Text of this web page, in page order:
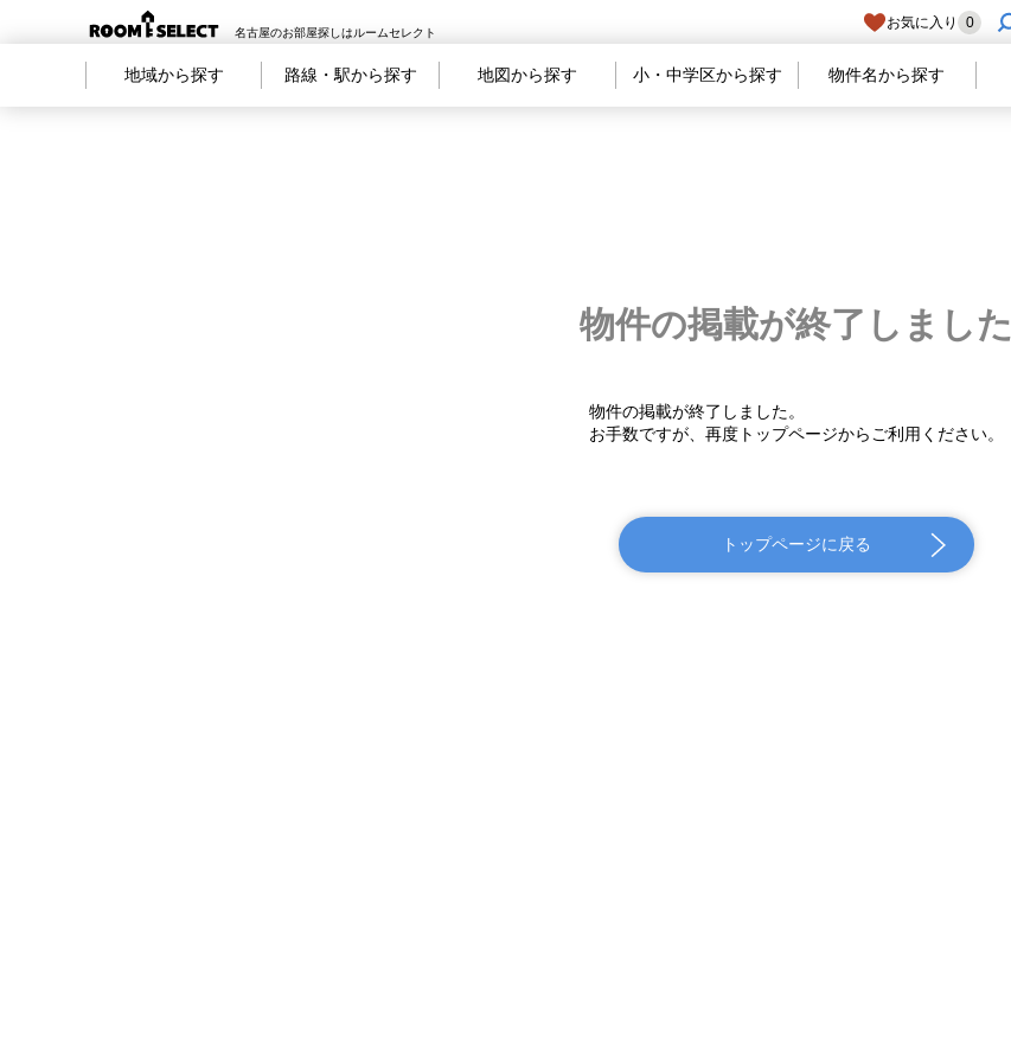
名古屋のお部屋探しはルームセレクト
お気に入り 0
地域から探す 路線・駅から探す 地図から探す 小・中学区から探す 物件名から探す
物件の掲載が終了しました
物件の掲載が終了しました。
お手数ですが、再度トップページからご利用ください。
トップページに戻る